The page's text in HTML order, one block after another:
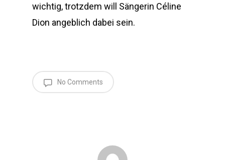
wichtig, trotzdem will Sängerin Céline
Dion angeblich dabei sein.
No Comments